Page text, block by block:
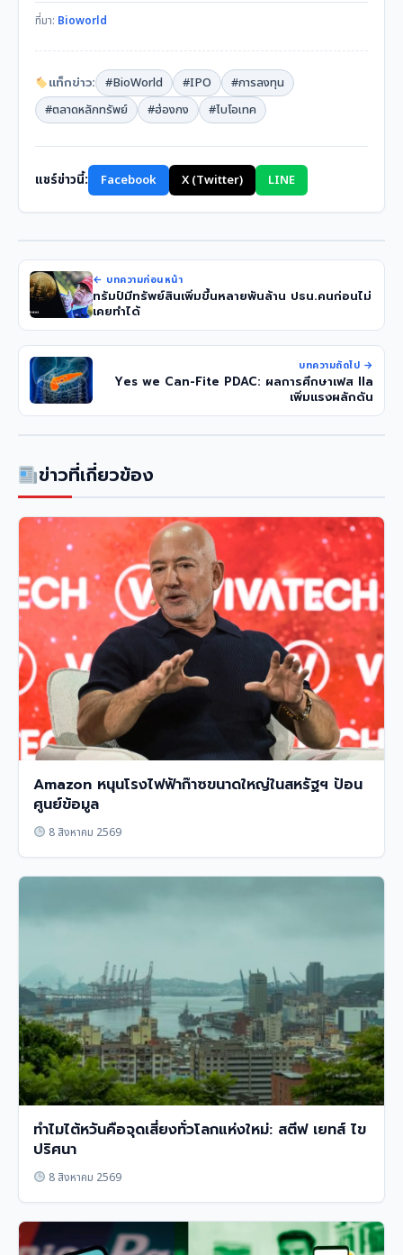
ที่มา: Bioworld
แท็กข่าว: #BioWorld #IPO
#การลงทุน
#ตลาดหลักทรัพย์
#ฮ่องกง #ไบโอเทค
แชร์ข่าวนี้: Facebook X (Twitter) LINE
← บทความก่อนหน้า
ทรัมป์มีทรัพย์สินเพิ่มขึ้นหลายพันล้าน ปธน.คนก่อนไม่
เคยทำได้
บทความถัดไป →
Yes we Can-Fite PDAC: ผลการศึกษาเฟส IIa
เพิ่มแรงผลักดัน
ข่าวที่เกี่ยวข้อง
Amazon หนุนโรงไฟฟ้าก๊าซขนาดใหญ่ในสหรัฐฯ ป้อน
ศูนย์ข้อมูล
8 สิงหาคม 2569
ทำไมไต้หวันคือจุดเสี่ยงทั่วโลกแห่งใหม่: สตีฟ เยทส์ ไข
ปริศนา
8 สิงหาคม 2569